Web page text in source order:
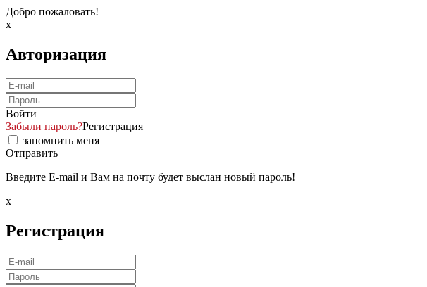
Добро пожаловать!
x
Авторизация
Войти
Забыли пароль?Регистрация
запомнить меня
Отправить
Введите E-mail и Вам на почту будет выслан новый пароль!
x
Регистрация